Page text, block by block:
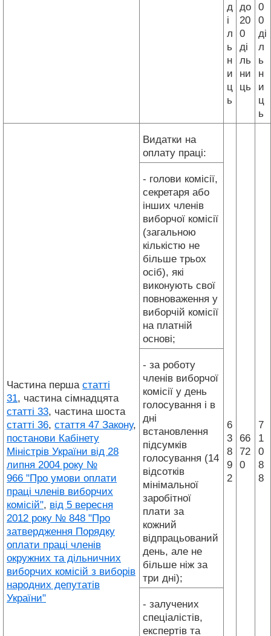
д
і
л
ь
н
и
ц
ь
до
20
0
ді
ль
ни
ць
0
0
ді
л
ь
н
и
ц
ь
Частина перша статті
31, частина сімнадцята
статті 33, частина шоста
статті 36, стаття 47 Закону,
постанови Кабінету
Міністрів України від 28
липня 2004 року №
966 "Про умови оплати
праці членів виборчих
комісій", від 5 вересня
2012 року № 848 "Про
затвердження Порядку
оплати праці членів
окружних та дільничних
виборчих комісій з виборів
народних депутатів
України"
Видатки на
оплату праці:
6
3
8
9
2
66
72
0
7
1
0
8
8
- голови комісії,
секретаря або
інших членів
виборчої комісії
(загальною
кількістю не
більше трьох
осіб), які
виконують свої
повноваження у
виборчій комісії
на платній
основі;
- за роботу
членів виборчої
комісії у день
голосування і в
дні
встановлення
підсумків
голосування (14
відсотків
мінімальної
заробітної
плати за
кожний
відпрацьований
день, але не
більше ніж за
три дні);
- залучених
спеціалістів,
експертів та